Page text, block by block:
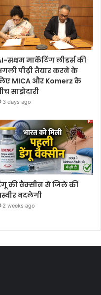
सक्षम मार्केटिंग लीडर्स की
पीढ़ी तैयार करने के
MICA और Komerz के
साझेदारी
3 days ago
की वैक्सीन से जिले की
बदलेगी
2 weeks ago